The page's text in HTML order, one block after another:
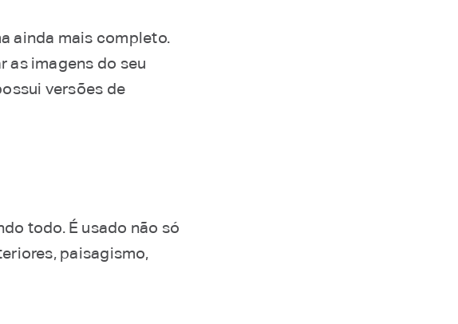
ainda mais completo.
as imagens do seu
versões de
todo. É usado não só
paisagismo,